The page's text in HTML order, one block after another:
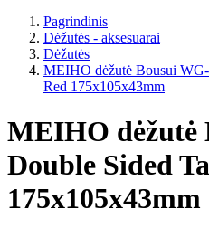
Pagrindinis
Dėžutės - aksesuarai
Dėžutės
MEIHO dėžutė Bousui
Red 175x105x43mm
MEIHO dėžutė
Double Sided
175x105x43mm